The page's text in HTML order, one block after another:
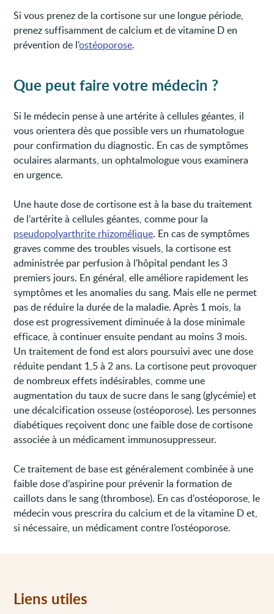
Si vous prenez de la cortisone sur une longue période,
prenez suffisamment de calcium et de vitamine D en
prévention de l’ostéoporose.
Que peut faire votre médecin ?
Si le médecin pense à une artérite à cellules géantes, il
vous orientera dès que possible vers un rhumatologue
pour confirmation du diagnostic. En cas de symptômes
oculaires alarmants, un ophtalmologue vous examinera
en urgence.
Une haute dose de cortisone est à la base du traitement
de l’artérite à cellules géantes, comme pour la
pseudopolyarthrite rhizomélique. En cas de symptômes
graves comme des troubles visuels, la cortisone est
administrée par perfusion à l'hôpital pendant les 3
premiers jours. En général, elle améliore rapidement les
symptômes et les anomalies du sang. Mais elle ne permet
pas de réduire la durée de la maladie. Après 1 mois, la
dose est progressivement diminuée à la dose minimale
efficace, à continuer ensuite pendant au moins 3 mois.
Un traitement de fond est alors poursuivi avec une dose
réduite pendant 1,5 à 2 ans. La cortisone peut provoquer
de nombreux effets indésirables, comme une
augmentation du taux de sucre dans le sang (glycémie) et
une décalcification osseuse (ostéoporose). Les personnes
diabétiques reçoivent donc une faible dose de cortisone
associée à un médicament immunosuppresseur.
Ce traitement de base est généralement combinée à une
faible dose d’aspirine pour prévenir la formation de
caillots dans le sang (thrombose). En cas d'ostéoporose, le
médecin vous prescrira du calcium et de la vitamine D et,
si nécessaire, un médicament contre l’ostéoporose.
Liens utiles